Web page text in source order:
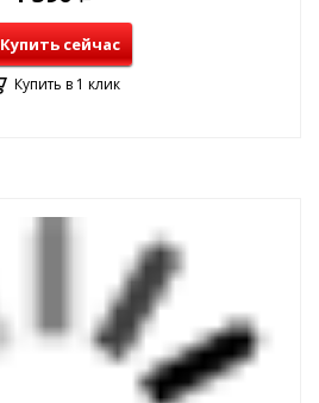
Купить сейчас
Купить в 1 клик